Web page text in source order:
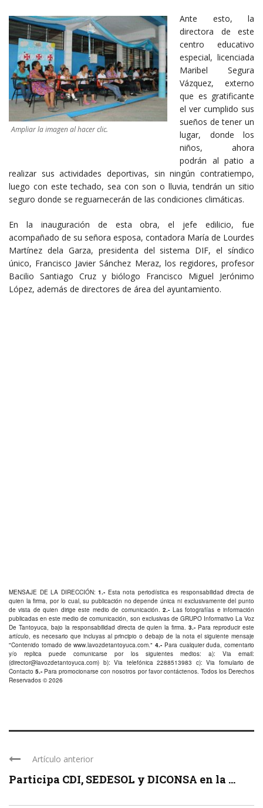
Ampliar la imagen al hacer clic.
Ante esto, la
directora de este
centro educativo
especial, licenciada
Maribel Segura
Vázquez, externo
que es gratificante
el ver cumplido sus
sueños de tener un
lugar, donde los
niños, ahora
podrán al patio a
realizar sus actividades deportivas, sin ningún contratiempo,
luego con este techado, sea con son o lluvia, tendrán un sitio
seguro donde se reguarnecerán de las condiciones climáticas.
En la inauguración de esta obra, el jefe edilicio, fue
acompañado de su señora esposa, contadora María de Lourdes
Martínez dela Garza, presidenta del sistema DIF, el síndico
único, Francisco Javier Sánchez Meraz, los regidores, profesor
Bacilio Santiago Cruz y biólogo Francisco Miguel Jerónimo
López, además de directores de área del ayuntamiento.
MENSAJE DE LA DIRECCIÓN:1.- Esta nota periodística es responsabilidad directa de
quien la firma, por lo cual, su publicación no depende única ni exclusivamente del punto
de vista de quien dirige este medio de comunicación.2.- Las fotografías e información
publicadas en este medio de comunicación, son exclusivas de GRUPO Informativo La Voz
De Tantoyuca, bajo la responsabilidad directa de quien la firma.3.- Para reproducir este
artículo, es necesario que incluyas al principio o debajo de la nota el siguiente mensaje
"Contenido tomado dewww.lavozdetantoyuca.com." 4.- Para cualquier duda, comentario
y/o replica puede comunicarse por los siguientes medios: a): Via email:
(director@lavozdetantoyuca.com) b): Via telefónica 2288513983 c): Via fomulario de
Contacto 5.- Para promocionarse con nosotros por favorcontáctenos. Todos los Derechos
Reservados © 2026
Artículo anterior
Participa CDI, SEDESOL y DICONSA en la ...